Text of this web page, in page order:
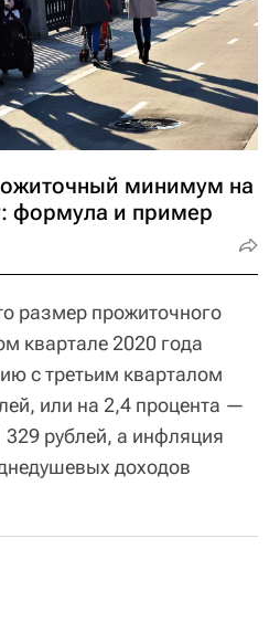
минимум на
формула и пример
размер прожиточного
квартале 2020 года
с третьим кварталом
или на 2,4 процента —
329 рублей, а инфляция
доходов